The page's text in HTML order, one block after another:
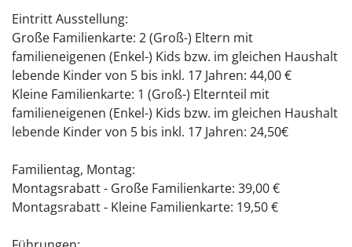
Eintritt Ausstellung:
Große Familienkarte: 2 (Groß-) Eltern mit
familieneigenen (Enkel-) Kids bzw. im gleichen Haushalt
lebende Kinder von 5 bis inkl. 17 Jahren: 44,00 €
Kleine Familienkarte: 1 (Groß-) Elternteil mit
familieneigenen (Enkel-) Kids bzw. im gleichen Haushalt
lebende Kinder von 5 bis inkl. 17 Jahren: 24,50€
Familientag, Montag:
Montagsrabatt - Große Familienkarte: 39,00 €
Montagsrabatt - Kleine Familienkarte: 19,50 €